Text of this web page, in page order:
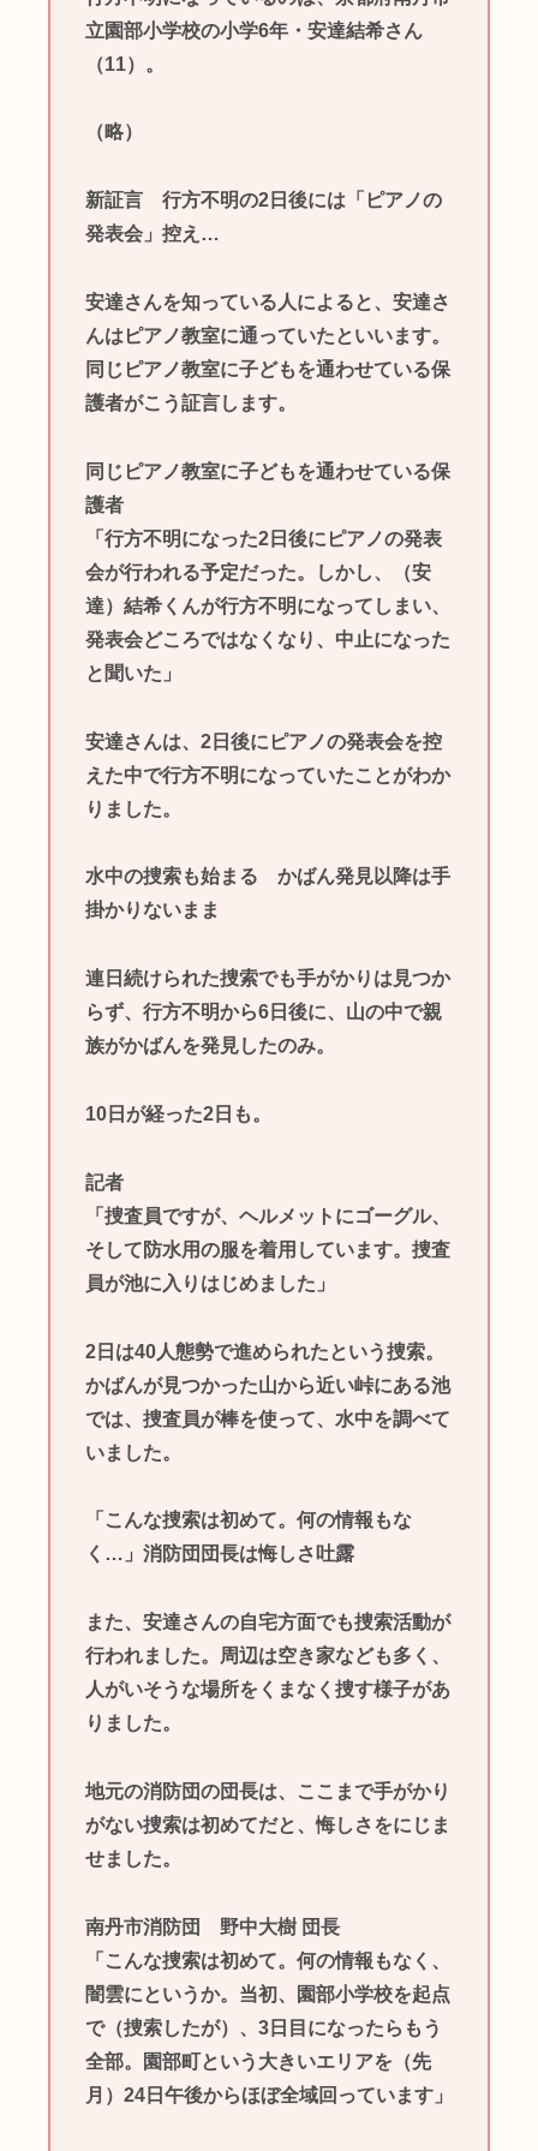
立園部小学校の小学6年・安達結希さん
（11）。
（略）
新証言 行方不明の2日後には「ピアノの
発表会」控え…
安達さんを知っている人によると、安達さ
んはピアノ教室に通っていたといいます。
同じピアノ教室に子どもを通わせている保
護者がこう証言します。
同じピアノ教室に子どもを通わせている保
護者
「行方不明になった2日後にピアノの発表
会が行われる予定だった。しかし、（安
達）結希くんが行方不明になってしまい、
発表会どころではなくなり、中止になった
と聞いた」
安達さんは、2日後にピアノの発表会を控
えた中で行方不明になっていたことがわか
りました。
水中の捜索も始まる かばん発見以降は手
掛かりないまま
連日続けられた捜索でも手がかりは見つか
らず、行方不明から6日後に、山の中で親
族がかばんを発見したのみ。
10日が経った2日も。
記者
「捜査員ですが、ヘルメットにゴーグル、
そして防水用の服を着用しています。捜査
員が池に入りはじめました」
2日は40人態勢で進められたという捜索。
かばんが見つかった山から近い峠にある池
では、捜査員が棒を使って、水中を調べて
いました。
「こんな捜索は初めて。何の情報もな
く…」消防団団長は悔しさ吐露
また、安達さんの自宅方面でも捜索活動が
行われました。周辺は空き家なども多く、
人がいそうな場所をくまなく捜す様子があ
りました。
地元の消防団の団長は、ここまで手がかり
がない捜索は初めてだと、悔しさをにじま
せました。
南丹市消防団 野中大樹 団長
「こんな捜索は初めて。何の情報もなく、
闇雲にというか。当初、園部小学校を起点
で（捜索したが）、3日目になったらもう
全部。園部町という大きいエリアを（先
月）24日午後からほぼ全域回っています」